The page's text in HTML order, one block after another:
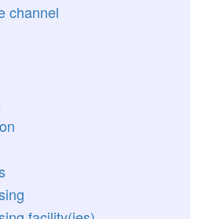
channel